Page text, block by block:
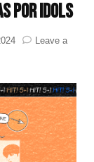
por idols
Leave a